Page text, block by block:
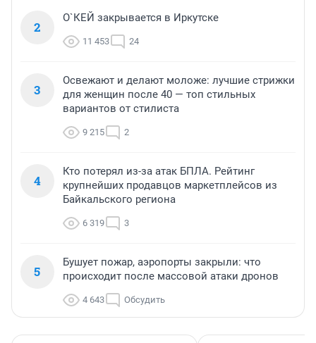
2
О`КЕЙ закрывается в Иркутске
11 453 24
3
Освежают и делают моложе: лучшие стрижки
для женщин после 40 — топ стильных
вариантов от стилиста
9 215 2
4
Кто потерял из-за атак БПЛА. Рейтинг
крупнейших продавцов маркетплейсов из
Байкальского региона
6 319 3
5
Бушует пожар, аэропорты закрыли: что
происходит после массовой атаки дронов
4 643 Обсудить